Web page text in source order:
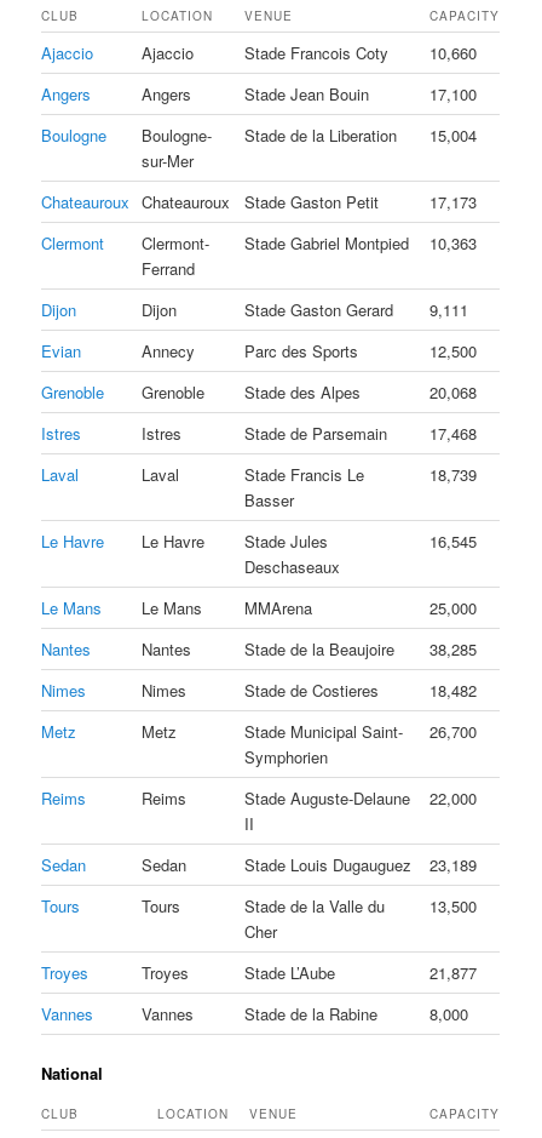
CLUB LOCATION VENUE CAPACITY
Ajaccio Ajaccio Stade Francois Coty
10,660
Angers
Angers Stade Jean Bouin
17,100
Boulogne
Boulogne-
sur-Mer
Stade de la Liberation 15,004
Chateauroux Chateauroux Stade Gaston Petit
17,173
Clermont
Clermont-
Ferrand
Stade Gabriel Montpied 10,363
Dijon Dijon Stade Gaston Gerard
9,111
Evian
Annecy Parc des Sports
12,500
Grenoble
Grenoble Stade des Alpes
20,068
Istres
Istres Stade de Parsemain
17,468
Laval
Laval
Stade Francis Le
Basser
18,739
Le Havre Le Havre
Stade Jules
Deschaseaux
16,545
Le Mans Le Mans MMArena
25,000
Nantes
Nantes Stade de la Beaujoire
38,285
Nimes
Nimes Stade de Costieres
18,482
Metz
Metz
Stade Municipal Saint-
Symphorien
26,700
Reims Reims
Stade Auguste-Delaune
II
22,000
Sedan Sedan Stade Louis Dugauguez
23,189
Tours
Tours
Stade de la Valle du
Cher
13,500
Troyes Troyes Stade L’Aube
21,877
Vannes
Vannes Stade de la Rabine 8,000
National
CLUB LOCATION VENUE CAPACITY